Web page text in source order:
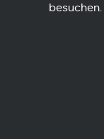
besuchen.